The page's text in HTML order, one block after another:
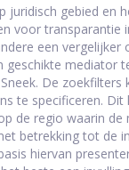
juridisch gebied en
voor transparantie
een vergelijker
geschikte mediator
De zoekfilters
te specificeren. Dit
de regio waarin
betrekking tot de
hiervan